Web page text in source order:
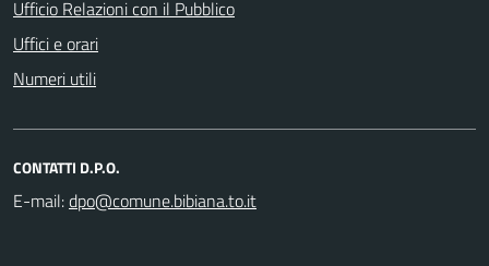
Ufficio Relazioni con il Pubblico
Uffici e orari
Numeri utili
CONTATTI D.P.O.
E-mail: